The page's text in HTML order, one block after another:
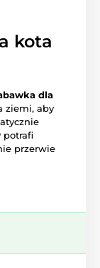
kota
dla
ziemi, aby
potrafi
przerwie